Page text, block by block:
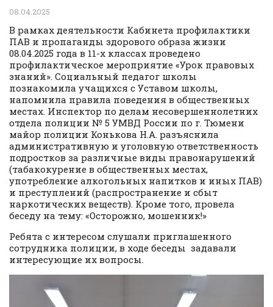
08.04.2025
В рамках деятельности Кабинета профилактики
ПАВ и пропаганды здорового образа жизни
08.04.2025 года в 11-х классах проведено
профилактическое мероприятие «Урок правовых
знаний». Социальный педагог школы
познакомила учащихся с Уставом школы,
напомнила правила поведения в общественных
местах. Инспектор по делам несовершеннолетних
отдела полиции № 5 УМВД России по г. Тюмени
майор полиции Конькова Н.А. разъяснила
административную и уголовную ответственность
подростков за различные виды правонарушений
(табакокурение в общественных местах,
употребление алкогольных напитков и иных ПАВ)
и преступлений (распространение и сбыт
наркотических веществ). Кроме того, провела
беседу на тему: «Осторожно, мошенник!»
Ребята с интересом слушали приглашенного
сотрудника полиции, в ходе беседы задавали
интересующие их вопросы.